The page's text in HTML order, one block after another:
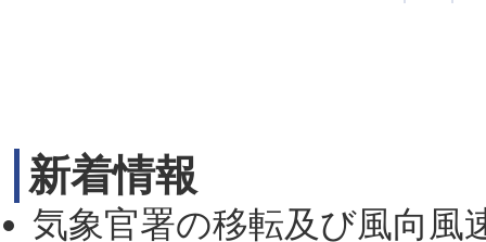
新着情報
気象官署の移転及び風向風